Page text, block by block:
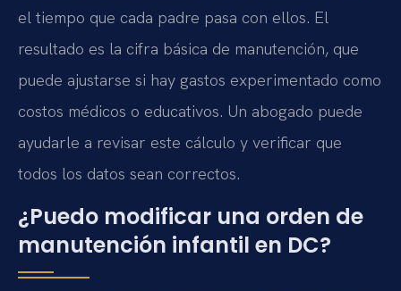
el tiempo que cada padre pasa con ellos. El
resultado es la cifra básica de manutención, que
puede ajustarse si hay gastos experimentado como
costos médicos o educativos. Un abogado puede
ayudarle a revisar este cálculo y verificar que
todos los datos sean correctos.
¿Puedo modificar una orden de
manutención infantil en DC?